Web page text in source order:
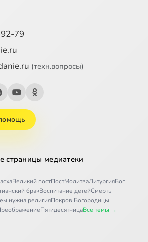
79
(техн.вопросы)
страницы медиатеки
Великий постПостМолитваЛитургияБог
бракВоспитание детейСмерть
нужна религияПокров Богородицы
ПятидесятницаВсе темы →